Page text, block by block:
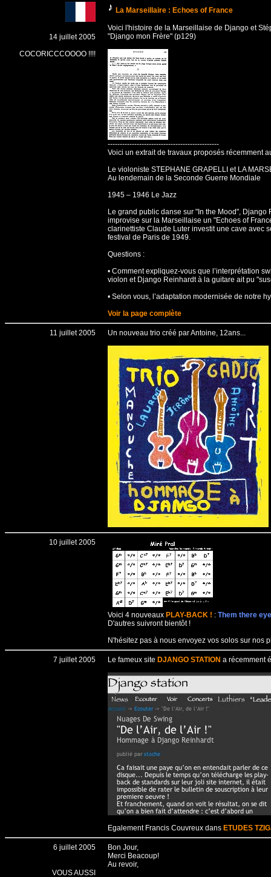
14 juillet 2005
COCORICCCOOOO !!!!
La Marseillaire : Echoes of France
Voici l'histoire de la Marseillaise de Django et
"Django mon Frère" (p129)
----------------------------------------------
Voici un extrait de travaux proposés récemment
Le violoniste STEPHANE GRAPELLI et LA
Au lendemain de la Seconde Guerre Mondiale
1945 – 1946 Le Jazz
Le grand public danse sur "In the Mood",
improvise sur la Marseillaise un "Echoes of
clarinettiste Claude Luter investit une cave avec
festival de Paris de 1949.
Questions :
• Comment expliquez-vous que l’interprétation
violon et Django Reinhardt à la guitare ait pu
• Selon vous, l’adaptation modernisée de notre
Voir la page complète
11 juillet 2005 Un nouveau trio créé par Antoine, 12ans...
10 juillet 2005
Voici 4 nouveaux PLAY-BACK ! : Them there
D'autres suivront bientôt !
N'hésitez pas à nous envoyez vos solos sur nos
7 juillet 2005 Le fameux site DJANGO STATION a récemment
Egalement Francis Couvreux dans ETUDES
6 juillet 2005
VOUS AUSSI
Bon Jour,
Merci Beacoup!
Au revoir,